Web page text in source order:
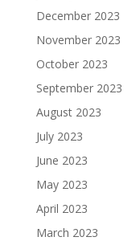
December 2023
November 2023
October 2023
September 2023
August 2023
July 2023
June 2023
May 2023
April 2023
March 2023